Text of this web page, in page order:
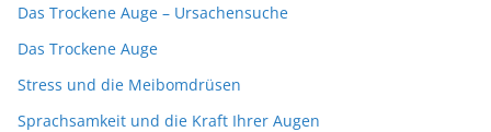
Das Trockene Auge – Ursachensuche
Das Trockene Auge
Stress und die Meibomdrüsen
Sprachsamkeit und die Kraft Ihrer Augen